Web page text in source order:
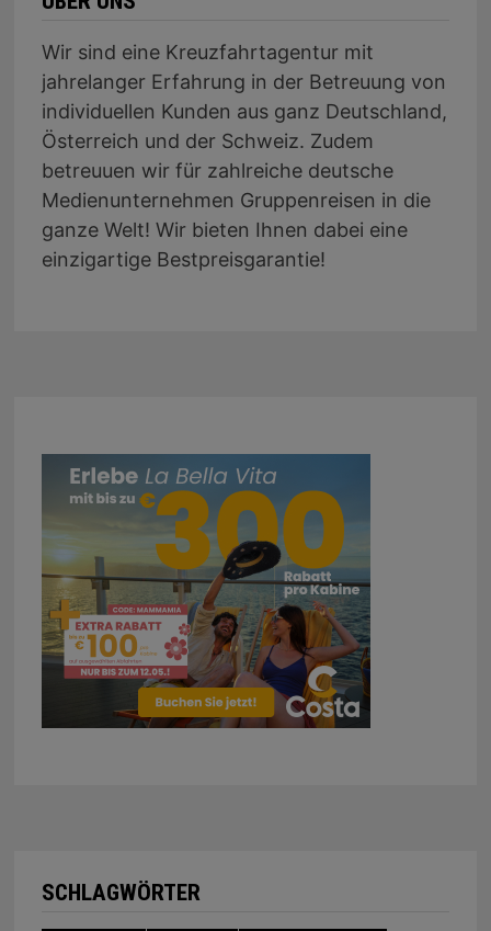
Wir sind eine Kreuzfahrtagentur mit
jahrelanger Erfahrung in der Betreuung von
individuellen Kunden aus ganz Deutschland,
Österreich und der Schweiz. Zudem
betreuuen wir für zahlreiche deutsche
Medienunternehmen Gruppenreisen in die
ganze Welt! Wir bieten Ihnen dabei eine
einzigartige Bestpreisgarantie!
SCHLAGWÖRTER